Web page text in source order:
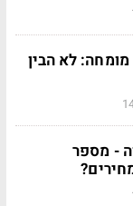
לא הבין
- מספר